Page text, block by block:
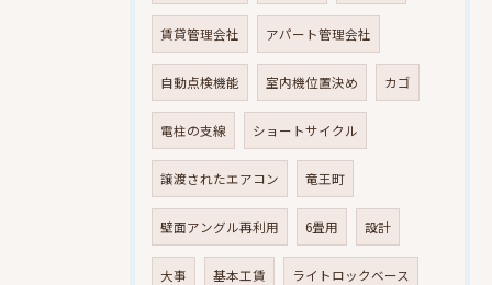
賃貸管理会社 アパート管理会社
自動点検機能 室内機位置決め カゴ
電柱の支線 ショートサイクル
譲渡されたエアコン 竜王町
壁面アングル再利用 6畳用 設計
大事 基本工賃 ライトロックベース